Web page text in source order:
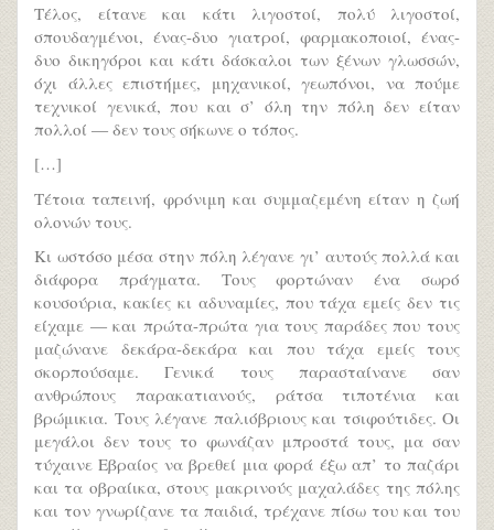
Τέλος, είτανε και κάτι λιγοστοί, πολύ λιγοστοί,
σπουδαγμένοι, ένας-δυο γιατροί, φαρμακοποιοί, ένας-
δυο δικηγόροι και κάτι δάσκαλοι των ξένων γλωσσών,
όχι άλλες επιστήμες, μηχανικοί, γεωπόνοι, να πούμε
τεχνικοί γενικά, που και σ’ όλη την πόλη δεν είταν
πολλοί ― δεν τους σήκωνε ο τόπος.
[…]
Τέτοια ταπεινή, φρόνιμη και συμμαζεμένη είταν η ζωή
ολονών τους.
Κι ωστόσο μέσα στην πόλη λέγανε γι’ αυτούς πολλά και
διάφορα πράγματα. Τους φορτώναν ένα σωρό
κουσούρια, κακίες κι αδυναμίες, που τάχα εμείς δεν τις
είχαμε ― και πρώτα-πρώτα για τους παράδες που τους
μαζώνανε δεκάρα-δεκάρα και που τάχα εμείς τους
σκορπούσαμε. Γενικά τους παρασταίνανε σαν
ανθρώπους παρακατιανούς, ράτσα τιποτένια και
βρώμικια. Τους λέγανε παλιόβριους και τσιφούτιδες. Οι
μεγάλοι δεν τους το φωνάζαν μπροστά τους, μα σαν
τύχαινε Εβραίος να βρεθεί μια φορά έξω απ’ το παζάρι
και τα οβραίικα, στους μακρινούς μαχαλάδες της πόλης
και τον γνωρίζανε τα παιδιά, τρέχανε πίσω του και του